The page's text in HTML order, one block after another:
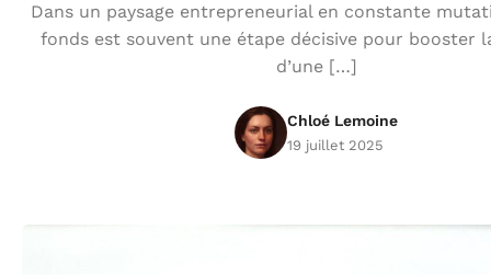
Dans un paysage entrepreneurial en constante
fonds est souvent une étape décisive pour booster
d’une […]
Chloé Lemoine
19 juillet 2025